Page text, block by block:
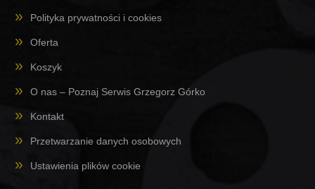
Polityka prywatności i cookies
Oferta
Koszyk
O nas – Poznaj Serwis Grzegorz Górko
Kontakt
Przetwarzanie danych osobowych
Ustawienia plików cookie